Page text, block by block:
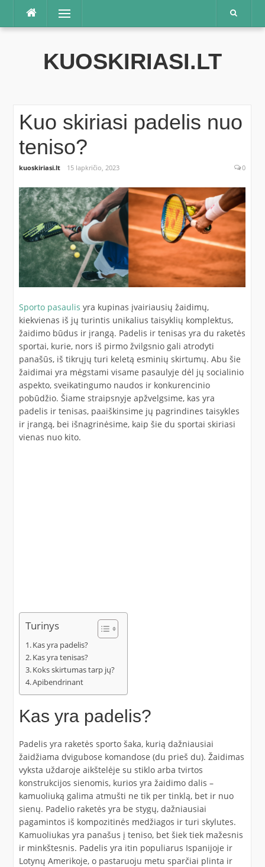
Praleisti
Meniu
KUOSKIRIASI.LT
Kuo skiriasi padelis nuo
teniso?
kuoskiriasi.lt 15 lapkričio, 2023 0
Sporto pasaulis yra kupinas įvairiausių žaidimų,
kiekvienas iš jų turintis unikalius taisyklių komplektus,
žaidimo būdus ir įrangą. Padelis ir tenisas yra du raketės
sportai, kurie, nors iš pirmo žvilgsnio gali atrodyti
panašūs, iš tikrųjų turi keletą esminių skirtumų. Abu šie
žaidimai yra mėgstami visame pasaulyje dėl jų socialinio
aspekto, sveikatingumo naudos ir konkurencinio
pobūdžio. Šiame straipsnyje apžvelgsime, kas yra
padelis ir tenisas, paaiškinsime jų pagrindines taisykles
ir įrangą, bei išnagrinėsime, kaip šie du sportai skiriasi
vienas nuo kito.
Turinys
Kas yra padelis?
Kas yra tenisas?
Koks skirtumas tarp jų?
Apibendrinant
Kas yra padelis?
Padelis yra raketės sporto šaka, kurią dažniausiai
žaidžiama dvigubose komandose (du prieš du). Žaidimas
vyksta uždaroje aikštelėje su stiklo arba tvirtos
konstrukcijos sienomis, kurios yra žaidimo dalis –
kamuoliuką galima atmušti ne tik per tinklą, bet ir nuo
sienų. Padelio raketės yra be stygų, dažniausiai
pagamintos iš kompozitinės medžiagos ir turi skylutes.
Kamuoliukas yra panašus į teniso, bet šiek tiek mažesnis
ir minkštesnis. Padelis yra itin populiarus Ispanijoje ir
Lotynų Amerikoje, o pastaruoju metu sparčiai plinta ir